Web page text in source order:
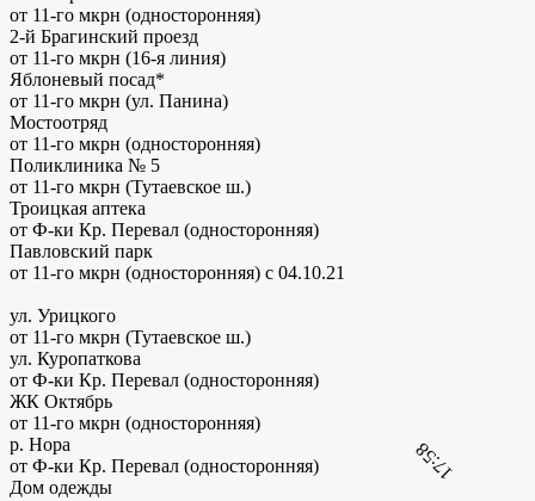
от 11-го мкрн (односторонняя)
2-й Брагинский проезд
от 11-го мкрн (16-я линия)
Яблоневый посад*
от 11-го мкрн (ул. Панина)
Мостоотряд
от 11-го мкрн (односторонняя)
Поликлиника № 5
от 11-го мкрн (Тутаевское ш.)
Троицкая аптека
от Ф-ки Кр. Перевал (односторонняя)
Павловский парк
от 11-го мкрн (односторонняя) с 04.10.21
17:58
ул. Урицкого
от 11-го мкрн (Тутаевское ш.)
ул. Куропаткова
от Ф-ки Кр. Перевал (односторонняя)
ЖК Октябрь
от 11-го мкрн (односторонняя)
р. Нора
от Ф-ки Кр. Перевал (односторонняя)
Дом одежды